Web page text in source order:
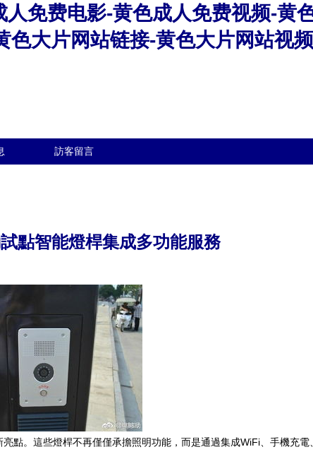
免费电影-黄色成人免费视频-黄
色大片网站链接-黄色大片网站视频
訪客留言
點智能燈桿集成多功能服務
點。這些燈桿不再僅僅承擔照明功能，而是通過集成WiFi、手機充